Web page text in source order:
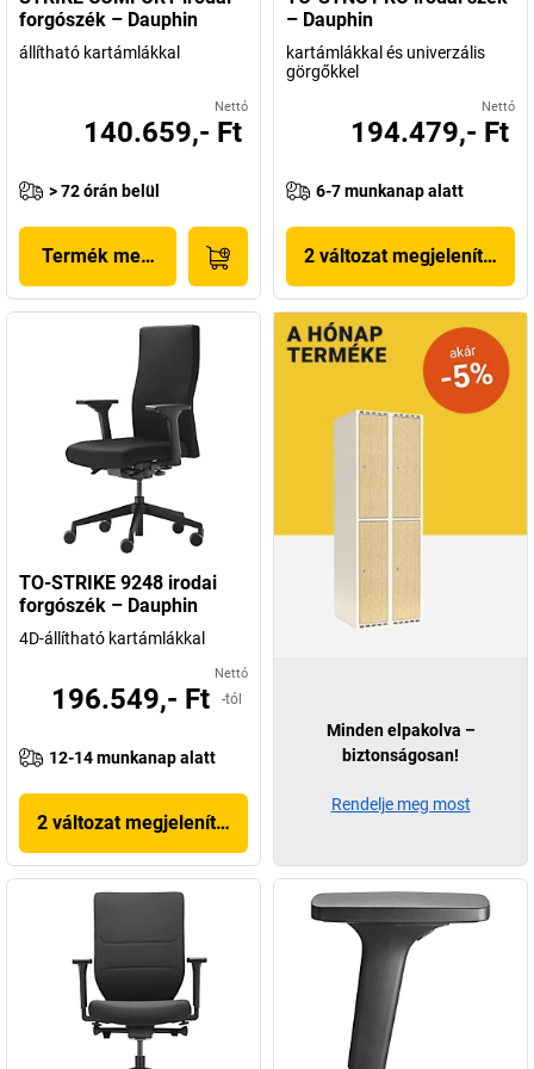
forgószék – Dauphin
állítható kartámlákkal
Nettó
140.659,- Ft
> 72 órán belül
Termék megjelenítése
– Dauphin
kartámlákkal és univerzális
görgőkkel
Nettó
194.479,- Ft
6-7 munkanap alatt
2 változat megjelenítése
TO-STRIKE 9248 irodai
forgószék – Dauphin
4D-állítható kartámlákkal
Nettó
196.549,- Ft -tól
12-14 munkanap alatt
2 változat megjelenítése
Minden elpakolva –
biztonságosan!
Rendelje meg most